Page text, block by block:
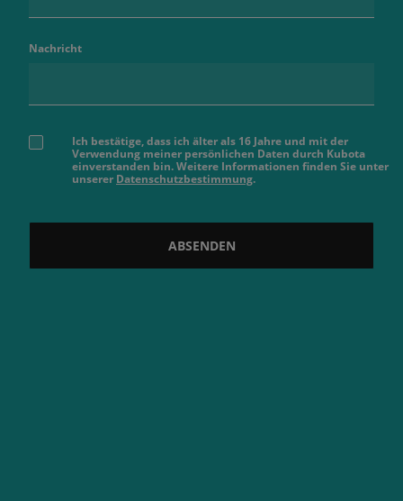
Nachricht
Ich bestätige, dass ich älter als 16 Jahre und mit der
Verwendung meiner persönlichen Daten durch Kubota
einverstanden bin. Weitere Informationen finden Sie unter
unserer Datenschutzbestimmung.
ABSENDEN